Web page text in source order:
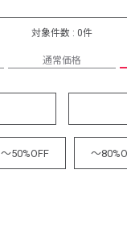
対象件数 : 0件
通常価格
～50%OFF ～